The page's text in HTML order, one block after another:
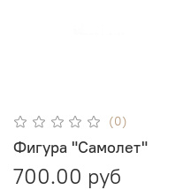
(0)
Фигура "Самолет"
700.00 руб